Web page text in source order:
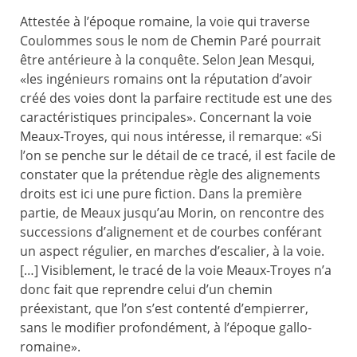
Attestée à l’époque romaine, la voie qui traverse
Coulommes sous le nom de Chemin Paré pourrait
être antérieure à la conquête. Selon Jean Mesqui,
«les ingénieurs romains ont la réputation d’avoir
créé des voies dont la parfaire rectitude est une des
caractéristiques principales». Concernant la voie
Meaux-Troyes, qui nous intéresse, il remarque: «Si
l’on se penche sur le détail de ce tracé, il est facile de
constater que la prétendue règle des alignements
droits est ici une pure fiction. Dans la première
partie, de Meaux jusqu’au Morin, on rencontre des
successions d’alignement et de courbes conférant
un aspect régulier, en marches d’escalier, à la voie.
[…] Visiblement, le tracé de la voie Meaux-Troyes n’a
donc fait que reprendre celui d’un chemin
préexistant, que l’on s’est contenté d’empierrer,
sans le modifier profondément, à l’époque gallo-
romaine».